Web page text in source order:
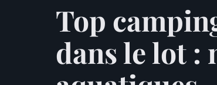
Top
dans le lot :